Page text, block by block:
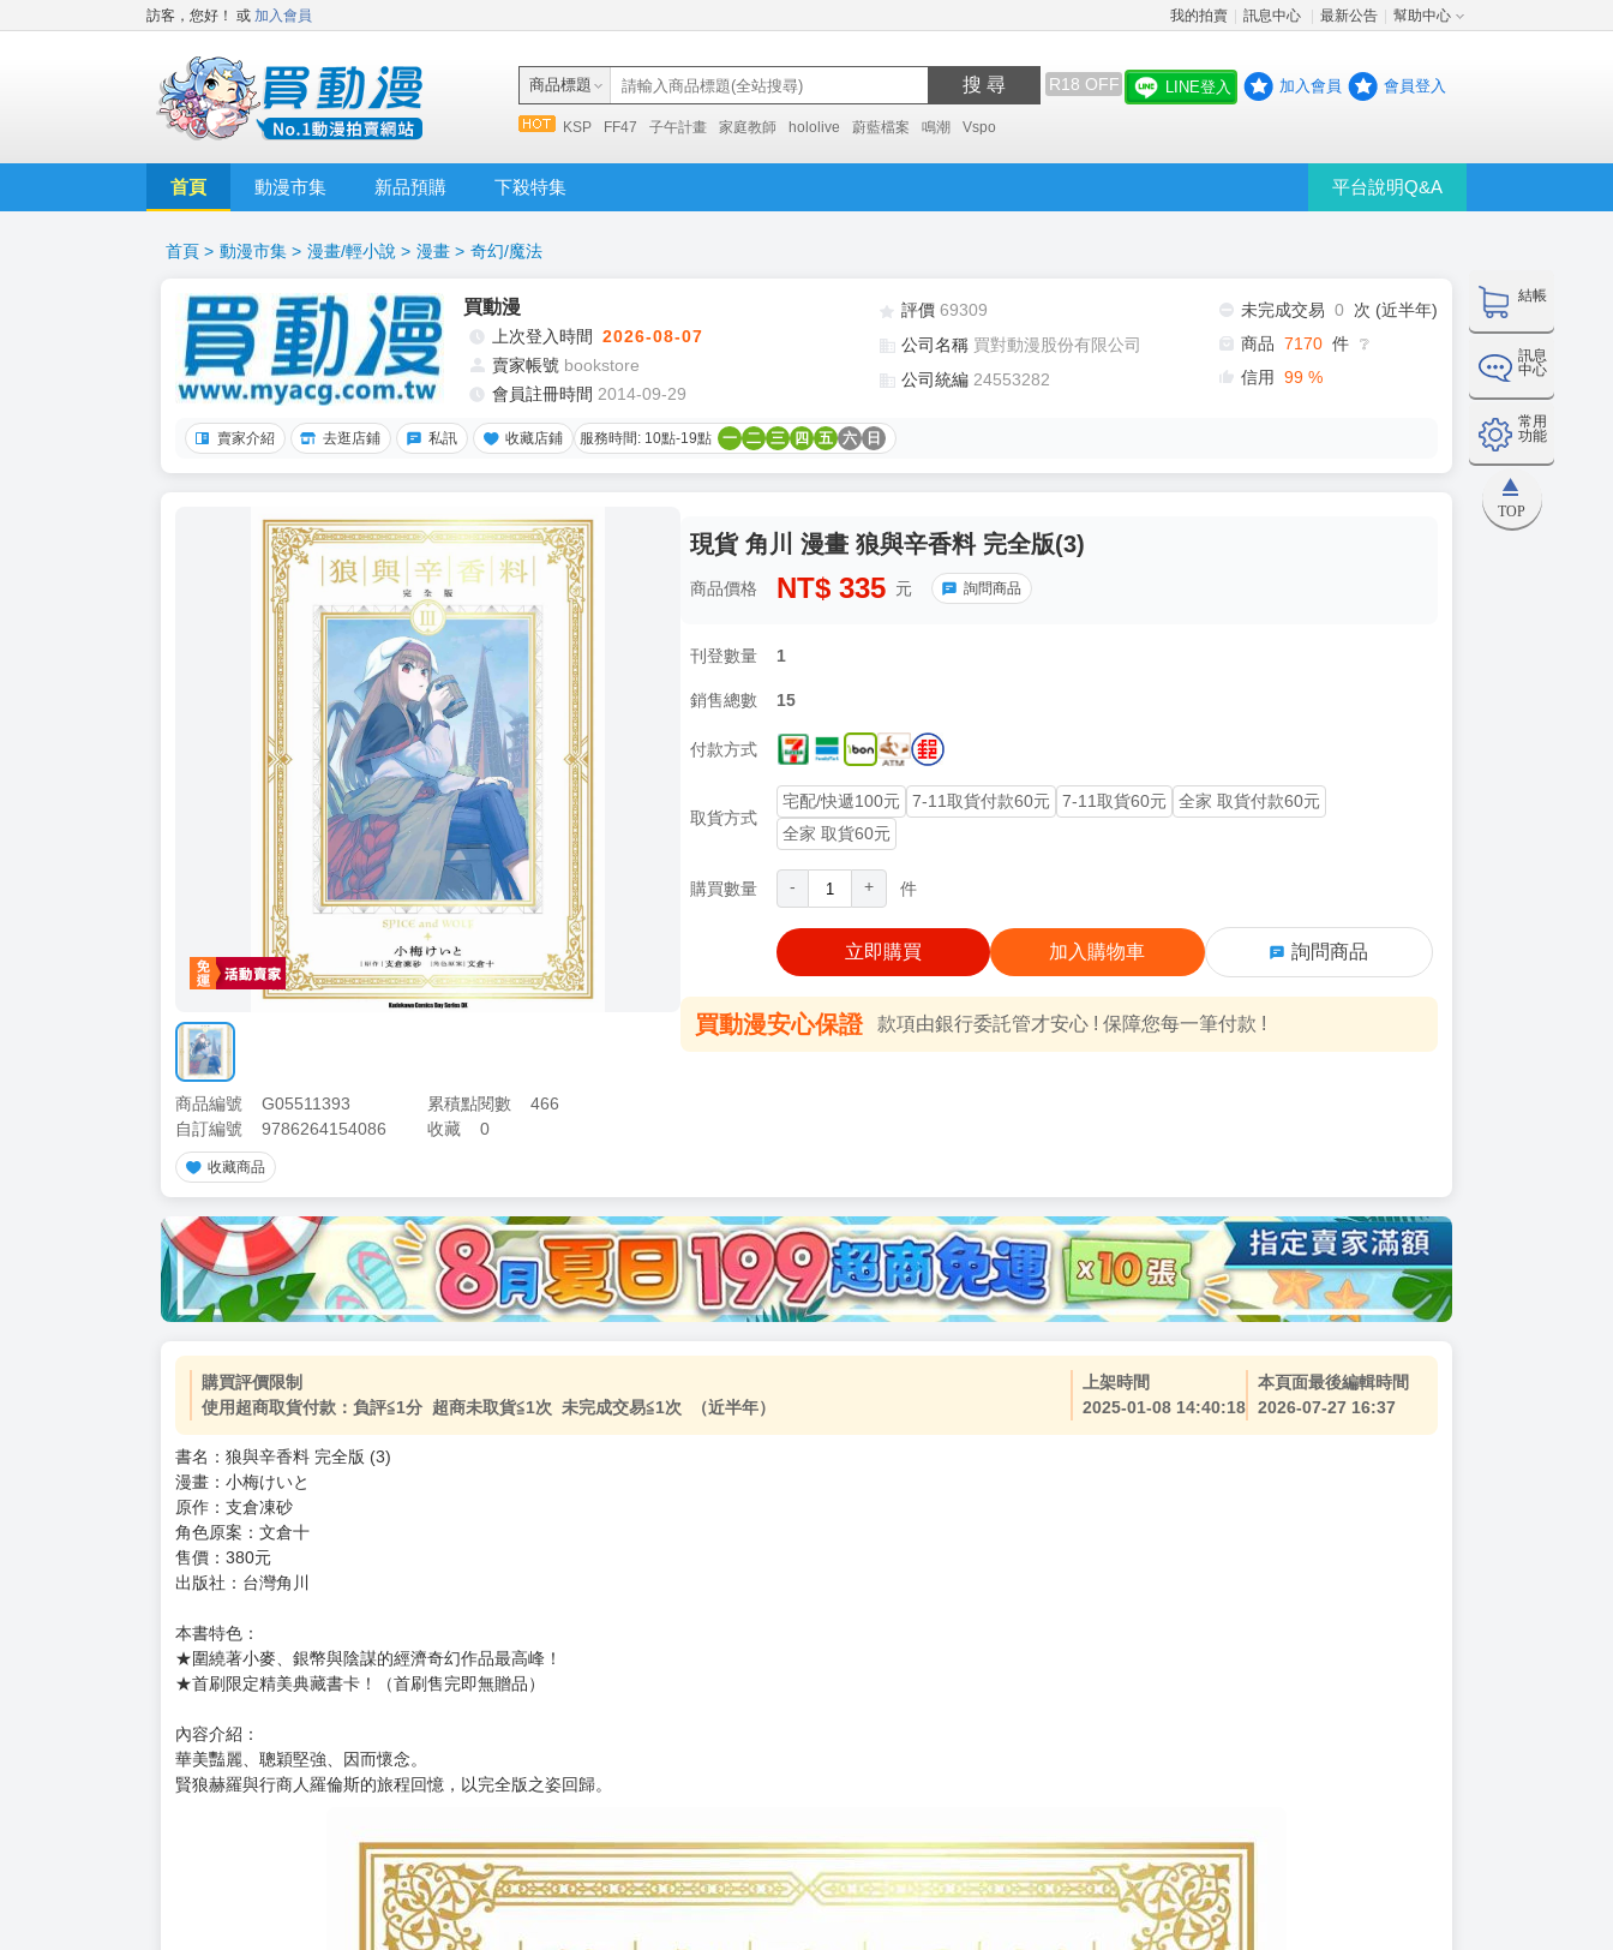
訪客，您好！ 或 加入會員 我的拍賣 訊息中心 最新公告 幫助中心
商品標題 搜 尋 R18 OFF
KSP FF47 子午計畫 家庭教師 hololive 蔚藍檔案 鳴潮 Vspo
LINE登入 加入會員 會員登入
首頁 動漫市集 新品預購 下殺特集 平台說明Q&A
結帳
訊息
中心
常用
功能
TOP
首頁 > 動漫市集 > 漫畫/輕小說 > 漫畫 > 奇幻/魔法
買動漫
上次登入時間 2026-08-07
賣家帳號 bookstore
會員註冊時間 2014-09-29
評價 69309
公司名稱 買對動漫股份有限公司
公司統編 24553282
未完成交易 0
次 (近半年)
商品 7170 件 ❔
信用 99 %
賣家介紹 去逛店鋪 私訊 收藏店鋪 服務時間: 10點-19點 一 二 三 四 五 六 日
商品編號 G05511393 累積點閱數
466
自訂編號
9786264154086 收藏 0
收藏商品
現貨 角川 漫畫 狼與辛香料 完全版(3)
商品價格 NT$ 335 元 詢問商品
刊登數量 1
銷售總數 15
付款方式
取貨方式
宅配/快遞100元 7-11取貨付款60元 7-11取貨60元
全家 取貨付款60元
全家 取貨60元
購買數量 - + 件
立即購買 加入購物車 詢問商品
買動漫安心保證 款項由銀行委託管才安心 ! 保障您每一筆付款 !
加價購 ( 共
(加購品) 買動漫★《$15元-加固紙箱包裝》
購買評價限制
使用超商取貨付款：負評≦1分 超商未取貨≦1次 未完成交易≦1次 （近半年）
漫畫：小梅けいと
原作：支倉凍砂
角色原案：文倉十
★圍繞著小麥、銀幣與陰謀的經濟奇幻作品最高峰！
★首刷限定精美典藏書卡！（首刷售完即無贈品）